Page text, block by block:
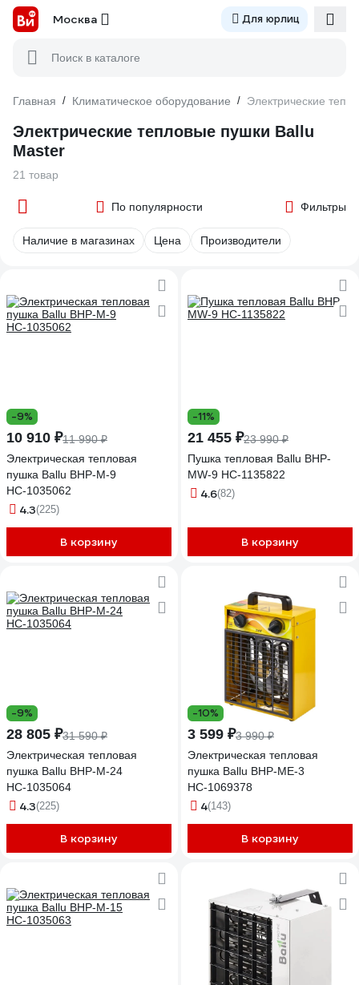
Москва Для юрлиц
Поиск в каталоге
Главная / Климатическое оборудование / Электрические
Электрические тепловые пушки Ballu
Master
21 товар
По популярности Фильтры
Наличие в магазинах Цена Производители
-9%
10 910 ₽11 990 ₽
Электрическая тепловая
пушка Ballu BHP-M-9
НС-1035062
4.3(225)
В корзину
-11%
21 455 ₽23 990 ₽
Пушка тепловая Ballu BHP-
MW-9 НС-1135822
4.6(82)
В корзину
-9%
28 805 ₽31 590 ₽
Электрическая тепловая
пушка Ballu BHP-M-24
НС-1035064
4.3(225)
В корзину
-10%
3 599 ₽3 990 ₽
Электрическая тепловая
пушка Ballu BHP-ME-3
НС-1069378
4(143)
В корзину